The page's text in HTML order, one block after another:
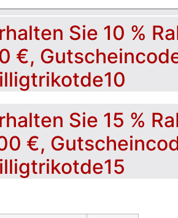
Sie 10 %
€,
Sie 15 %
€,